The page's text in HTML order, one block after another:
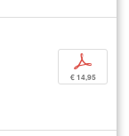
p
€ 14,95